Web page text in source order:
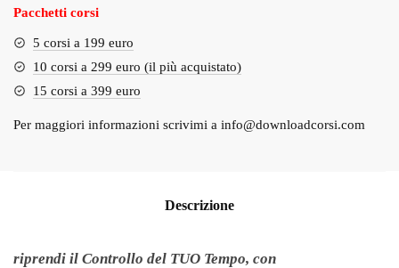
Pacchetti corsi
5 corsi a 199 euro
10 corsi a 299 euro (il più acquistato)
15 corsi a 399 euro
Per maggiori informazioni scrivimi a info@downloadcorsi.com
Descrizione
riprendi il Controllo del TUO Tempo, con